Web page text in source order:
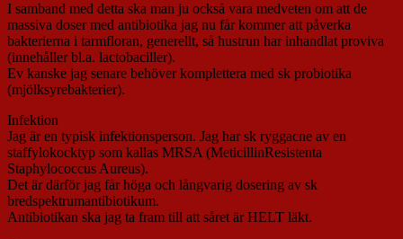
I samband med detta ska man ju också vara medveten om att de
massiva doser med antibiotika jag nu får kommer att påverka
bakterierna i tarmfloran, generellt, så hustrun har inhandlat proviva
(innehåller bl.a. lactobaciller).
Ev kanske jag senare behöver komplettera med sk probiotika
(mjölksyrebakterier).
Infektion
Jag är en typisk infektionsperson. Jag har sk ryggacne av en
staffylokocktyp som kallas MRSA (MeticillinResistenta
Staphylococcus Aureus).
Det är därför jag får höga och långvarig dosering av sk
bredspektrumantibiotikum.
Antibiotikan ska jag ta fram till att såret är HELT läkt.